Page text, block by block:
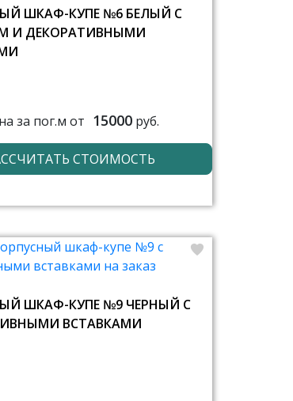
ШКАФ-КУПЕ №6 БЕЛЫЙ С
И ДЕКОРАТИВНЫМИ
за пог.м от 15000руб.
СТОИМОСТЬ
ШКАФ-КУПЕ №9 ЧЕРНЫЙ С
ВСТАВКАМИ